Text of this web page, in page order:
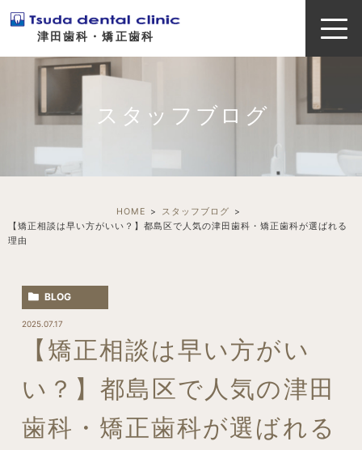
津田歯科・矯正歯科
スタッフブログ
HOME
スタッフブログ
【矯正相談は早い方がいい？】都島区で人気の津田歯科・矯正歯科が選ばれる
理由
BLOG
2025.07.17
【矯正相談は早い方がい
い？】都島区で人気の津田
歯科・矯正歯科が選ばれる